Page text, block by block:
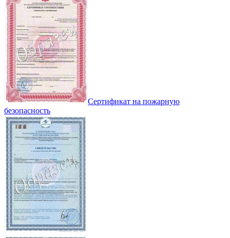
Сертификат на пожарную
безопасность